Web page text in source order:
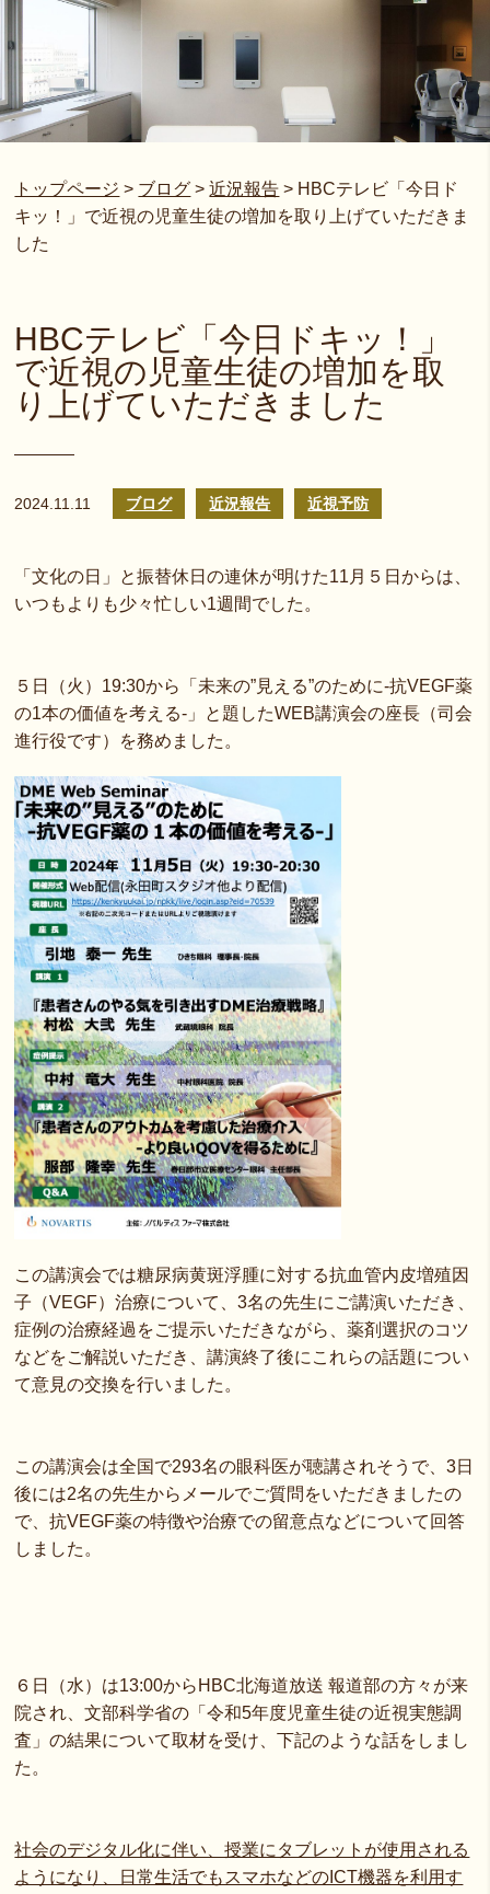
トップページ > ブログ >近況報告 > HBCテレビ「今日ド
キッ！」で近視の児童生徒の増加を取り上げていただきま
した
HBCテレビ「今日ドキッ！」
で近視の児童生徒の増加を取
り上げていただきました
2024.11.11 ブログ 近況報告 近視予防
「文化の日」と振替休日の連休が明けた11月５日からは、
いつもよりも少々忙しい1週間でした。
５日（火）19:30から「未来の”見える”のために-抗VEGF薬
の1本の価値を考える-」と題したWEB講演会の座長（司会
進行役です）を務めました。
この講演会では糖尿病黄斑浮腫に対する抗血管内皮増殖因
子（VEGF）治療について、3名の先生にご講演いただき、
症例の治療経過をご提示いただきながら、薬剤選択のコツ
などをご解説いただき、講演終了後にこれらの話題につい
て意見の交換を行いました。
この講演会は全国で293名の眼科医が聴講されそうで、3日
後には2名の先生からメールでご質問をいただきましたの
で、抗VEGF薬の特徴や治療での留意点などについて回答
しました。
６日（水）は13:00からHBC北海道放送 報道部の方々が来
院され、文部科学省の「令和5年度児童生徒の近視実態調
査」の結果について取材を受け、下記のような話をしまし
た。
社会のデジタル化に伴い、授業にタブレットが使用される
ようになり、日常生活でもスマホなどのICT機器を利用す